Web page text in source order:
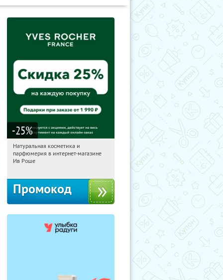
-25%
09:21:26 Получили:
Россия
Натуральная косметика и
парфюмерия в интернет-магазине
Ив Роше
Промокод